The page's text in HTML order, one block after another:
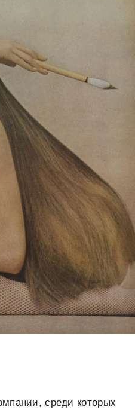
среди которых